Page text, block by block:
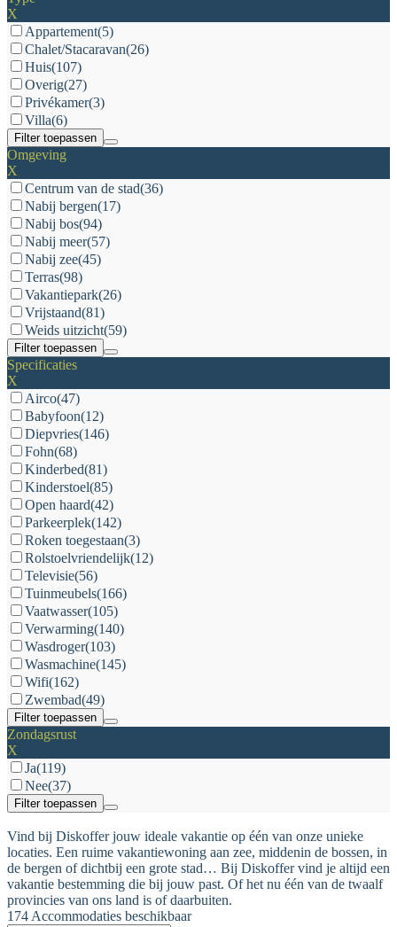
X
Appartement(5)
Chalet/Stacaravan(26)
Huis(107)
Overig(27)
Privékamer(3)
Villa(6)
Filter toepassen
Omgeving
X
Centrum van de stad(36)
Nabij bergen(17)
Nabij bos(94)
Nabij meer(57)
Nabij zee(45)
Terras(98)
Vakantiepark(26)
Vrijstaand(81)
Weids uitzicht(59)
Filter toepassen
Specificaties
X
Airco(47)
Babyfoon(12)
Diepvries(146)
Fohn(68)
Kinderbed(81)
Kinderstoel(85)
Open haard(42)
Parkeerplek(142)
Roken toegestaan(3)
Rolstoelvriendelijk(12)
Televisie(56)
Tuinmeubels(166)
Vaatwasser(105)
Verwarming(140)
Wasdroger(103)
Wasmachine(145)
Wifi(162)
Zwembad(49)
Filter toepassen
Zondagsrust
X
Ja(119)
Nee(37)
Filter toepassen
Vind bij Diskoffer jouw ideale vakantie op één van onze unieke
locaties. Een ruime vakantiewoning aan zee, middenin de bossen, in
de bergen of dichtbij een grote stad… Bij Diskoffer vind je altijd een
vakantie bestemming die bij jouw past. Of het nu één van de twaalf
provincies van ons land is of daarbuiten.
174 Accommodaties beschikbaar